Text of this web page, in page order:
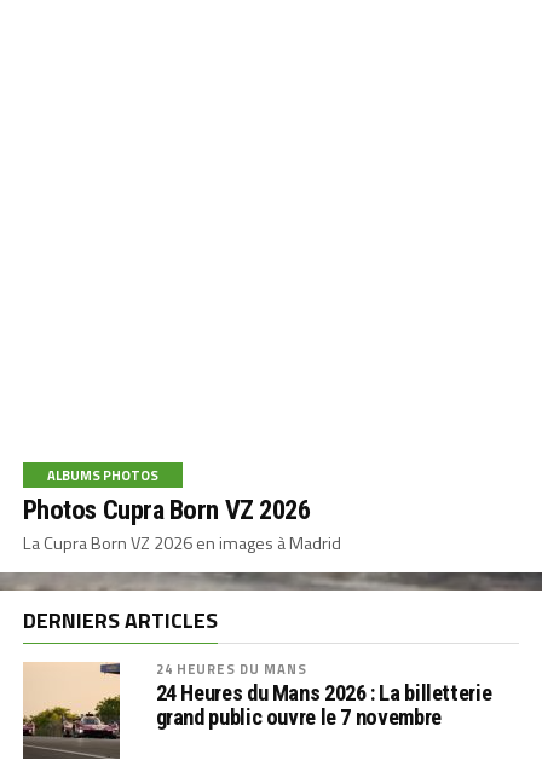
ALBUMS PHOTOS
Photos Cupra Born VZ 2026
La Cupra Born VZ 2026 en images à Madrid
DERNIERS ARTICLES
24 HEURES DU MANS
24 Heures du Mans 2026 : La billetterie
grand public ouvre le 7 novembre